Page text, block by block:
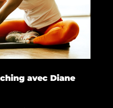
avec Diane